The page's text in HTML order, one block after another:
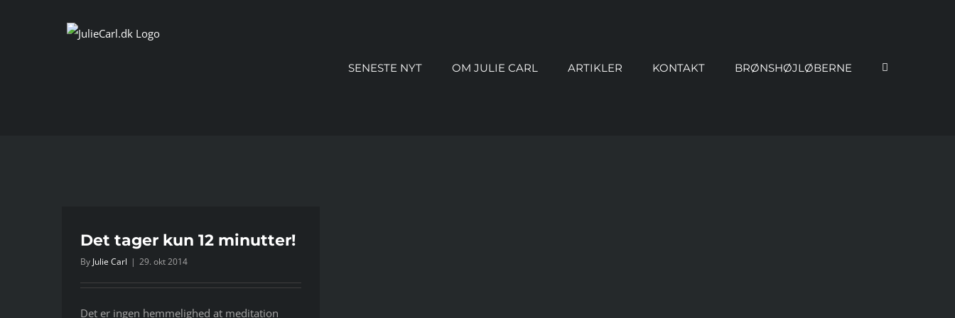
SENESTE NYT OM JULIE CARL ARTIKLER KONTAKT BRØNSHØJLØBERNE
Det tager kun 12 minutter!
By Julie Carl | 29. okt 2014
Det er ingen hemmelighed at meditation